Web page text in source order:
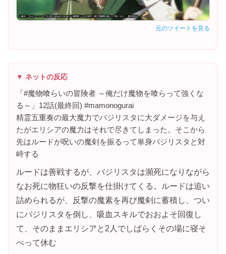
元のツイートを見る
▼ ネットの反応
「#魔物喰らいの冒険者 ～俺だけ魔物を喰らって強くな
る～」12話(最終回) #mamonogurai
精霊五重奏の最大魔力でバジリスタに大ダメージを与え
たがエリシアの魔力はそれで尽きてしまった。そこから
先はルードが呪いの魔剣を振るって単身バジリスタと対
峙する
ルードは善戦するが、バジリスタは瀕死になりながら
なお死に物狂いの反撃を仕掛けてくる。ルードは追い
詰められるが、反撃の魔素を再び魔剣に蓄積し、つい
にバジリスタを倒し、吸血スキルでおおよそ回復し
て、そのままエリシアと2人でしばらくその場に寝そ
べって休む